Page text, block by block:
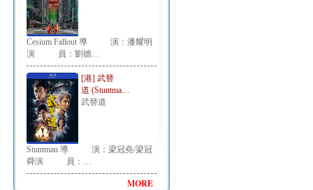
Cesium Fallout 導 演：潘耀明
演 員：劉德…
[港] 武替
道 (Stuntma…
武替道
Stuntman 導 演：梁冠堯/梁冠
舜演 員：…
MORE